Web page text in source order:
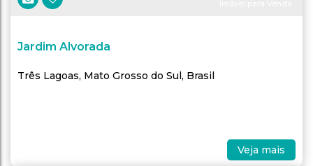
Jardim Alvorada
Três Lagoas, Mato Grosso do Sul, Brasil
Veja mais